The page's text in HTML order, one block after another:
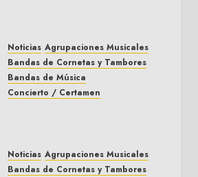
5 DE MARZO DE 2026 0
Noticias Agrupaciones Musicales
Bandas de Cornetas y Tambores
Bandas de Música
Concierto / Certamen
Noticias Agrupaciones Musicales
Bandas de Cornetas y Tambores